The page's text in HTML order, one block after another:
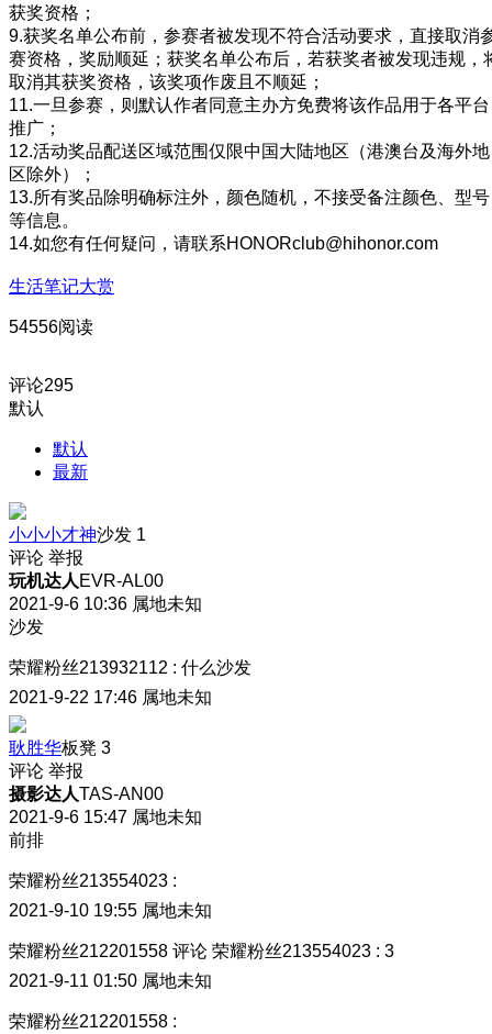
获奖资格；
9.获奖名单公布前，参赛者被发现不符合活动要求，直接取消
赛资格，奖励顺延；获奖名单公布后，若获奖者被发现违规，
取消其获奖资格，该奖项作废且不顺延；
11.一旦参赛，则默认作者同意主办方免费将该作品用于各平台
推广；
12.活动奖品配送区域范围仅限中国大陆地区（港澳台及海外地
区除外）；
13.所有奖品除明确标注外，颜色随机，不接受备注颜色、型号
等信息。
14.如您有任何疑问，请联系HONORclub@hihonor.com
生活笔记大赏
54556阅读
评论295
默认
默认
最新
小小小才神沙发 1
评论 举报
玩机达人 EVR-AL00
2021-9-6 10:36 属地未知
沙发
荣耀粉丝213932112 : 什么沙发
2021-9-22 17:46 属地未知
耿胜华板凳 3
评论 举报
摄影达人TAS-AN00
2021-9-6 15:47 属地未知
前排
荣耀粉丝213554023 :
2021-9-10 19:55 属地未知
荣耀粉丝212201558 评论 荣耀粉丝213554023 : 3
2021-9-11 01:50 属地未知
荣耀粉丝212201558 :